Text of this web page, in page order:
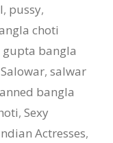
, pussy,
choti
bangla
Salowar, salwar
bangla
, Sexy
Actresses,